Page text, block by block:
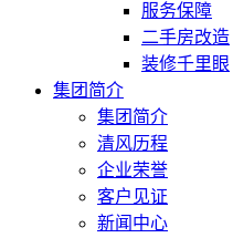
服务保障
二手房改造
装修千里眼
集团简介
集团简介
清风历程
企业荣誉
客户见证
新闻中心